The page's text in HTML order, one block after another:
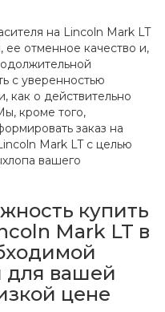
на Lincoln Mark LT
отменное качество и,
с уверенностью
как о действительно
кроме того,
заказ на
Mark LT с целью
вашего
купить
Mark LT в
вашей
цене